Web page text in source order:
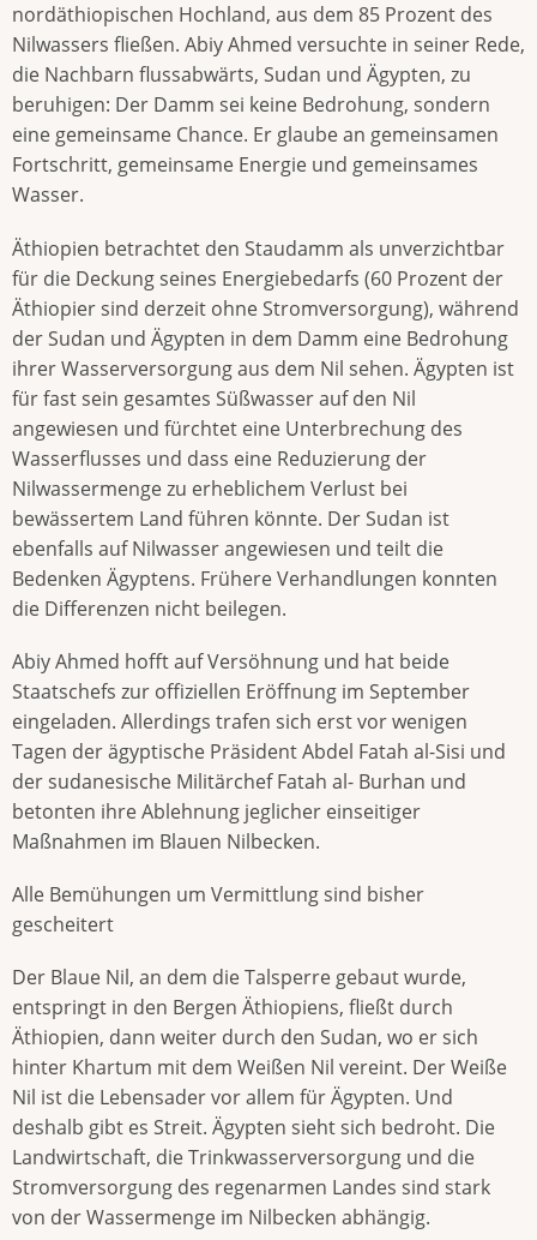
nordäthiopischen Hochland, aus dem 85 Prozent des
Nilwassers fließen. Abiy Ahmed versuchte in seiner Rede,
die Nachbarn flussabwärts, Sudan und Ägypten, zu
beruhigen: Der Damm sei keine Bedrohung, sondern
eine gemeinsame Chance. Er glaube an gemeinsamen
Fortschritt, gemeinsame Energie und gemeinsames
Wasser.
Äthiopien betrachtet den Staudamm als unverzichtbar
für die Deckung seines Energiebedarfs (60 Prozent der
Äthiopier sind derzeit ohne Stromversorgung), während
der Sudan und Ägypten in dem Damm eine Bedrohung
ihrer Wasserversorgung aus dem Nil sehen. Ägypten ist
für fast sein gesamtes Süßwasser auf den Nil
angewiesen und fürchtet eine Unterbrechung des
Wasserflusses und dass eine Reduzierung der
Nilwassermenge zu erheblichem Verlust bei
bewässertem Land führen könnte. Der Sudan ist
ebenfalls auf Nilwasser angewiesen und teilt die
Bedenken Ägyptens. Frühere Verhandlungen konnten
die Differenzen nicht beilegen.
Abiy Ahmed hofft auf Versöhnung und hat beide
Staatschefs zur offiziellen Eröffnung im September
eingeladen. Allerdings trafen sich erst vor wenigen
Tagen der ägyptische Präsident Abdel Fatah al-Sisi und
der sudanesische Militärchef Fatah al- Burhan und
betonten ihre Ablehnung jeglicher einseitiger
Maßnahmen im Blauen Nilbecken.
Alle Bemühungen um Vermittlung sind bisher
gescheitert
Der Blaue Nil, an dem die Talsperre gebaut wurde,
entspringt in den Bergen Äthiopiens, fließt durch
Äthiopien, dann weiter durch den Sudan, wo er sich
hinter Khartum mit dem Weißen Nil vereint. Der Weiße
Nil ist die Lebensader vor allem für Ägypten. Und
deshalb gibt es Streit. Ägypten sieht sich bedroht. Die
Landwirtschaft, die Trinkwasserversorgung und die
Stromversorgung des regenarmen Landes sind stark
von der Wassermenge im Nilbecken abhängig.